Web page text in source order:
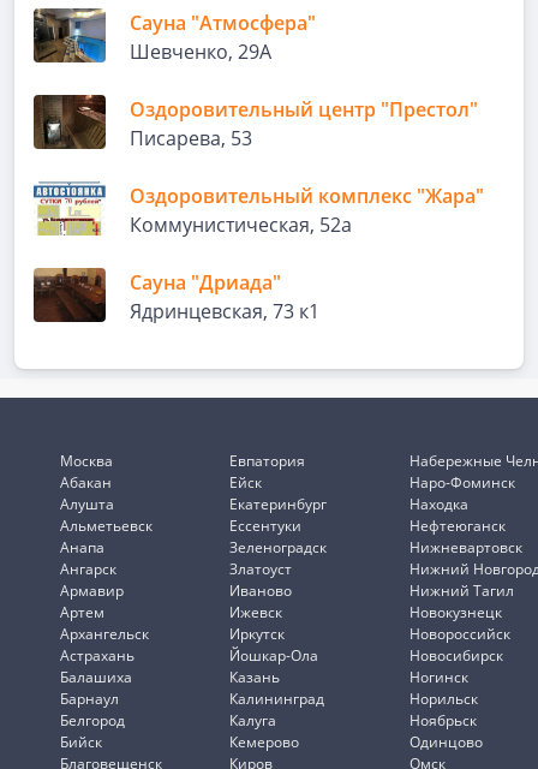
Сауна "Атмосфера"
Шевченко, 29А
Оздоровительный центр "Престол"
Писарева, 53
Оздоровительный комплекс "Жара"
Коммунистическая, 52а
Сауна "Дриада"
Ядринцевская, 73 к1
Москва
Абакан
Алушта
Альметьевск
Анапа
Ангарск
Армавир
Артем
Архангельск
Астрахань
Балашиха
Барнаул
Белгород
Бийск
Благовещенск
Евпатория
Ейск
Екатеринбург
Ессентуки
Зеленоградск
Златоуст
Иваново
Ижевск
Иркутск
Йошкар-Ола
Казань
Калининград
Калуга
Кемерово
Киров
Набережные
Наро-Фоминск
Находка
Нефтеюганск
Нижневартовск
Нижний
Нижний Тагил
Новокузнецк
Новороссийск
Новосибирск
Ногинск
Норильск
Ноябрьск
Одинцово
Омск